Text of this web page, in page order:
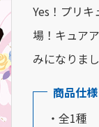
Yes！プリ
場！キュア
みになりま
商品仕様
・全1種